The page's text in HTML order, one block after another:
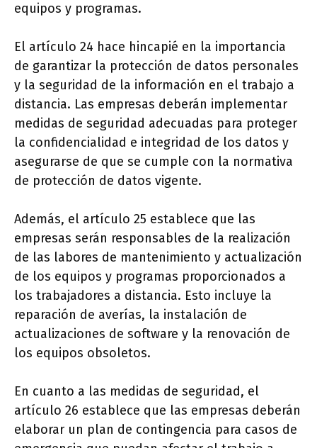
equipos y programas.
El artículo 24 hace hincapié en la importancia
de garantizar la protección de datos personales
y la seguridad de la información en el trabajo a
distancia. Las empresas deberán implementar
medidas de seguridad adecuadas para proteger
la confidencialidad e integridad de los datos y
asegurarse de que se cumple con la normativa
de protección de datos vigente.
Además, el artículo 25 establece que las
empresas serán responsables de la realización
de las labores de mantenimiento y actualización
de los equipos y programas proporcionados a
los trabajadores a distancia. Esto incluye la
reparación de averías, la instalación de
actualizaciones de software y la renovación de
los equipos obsoletos.
En cuanto a las medidas de seguridad, el
artículo 26 establece que las empresas deberán
elaborar un plan de contingencia para casos de